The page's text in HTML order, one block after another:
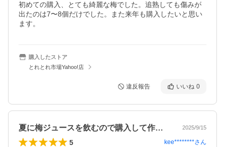
初めての購入、とても綺麗な梅でした。追熟しても傷みが
出たのは7〜8個だけでした。また来年も購入したいと思い
ます。
購入したストア
とれとれ市場Yahoo!店
違反報告 いいね 0
夏に梅ジュースを飲むので購入して作りま… 2025/9/15
5 kee********さん